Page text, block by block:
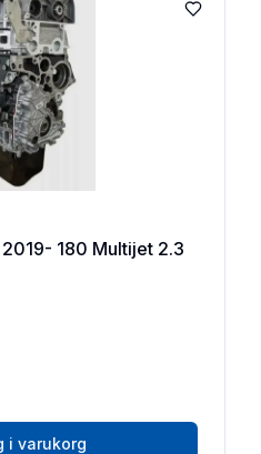
Lägg till
180 Multijet 2.3
i varukorg